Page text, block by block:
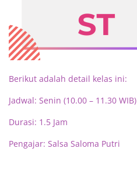
Berikut adalah detail kelas ini:
Jadwal:Senin (10.00 – 11.30 WIB)
Durasi: 1.5 Jam
Pengajar:Salsa Saloma Putri